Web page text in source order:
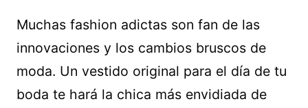
Muchas fashion adictas son fan de las
innovaciones y los cambios bruscos de
moda. Un vestido original para el día de tu
boda te hará la chica más envidiada de